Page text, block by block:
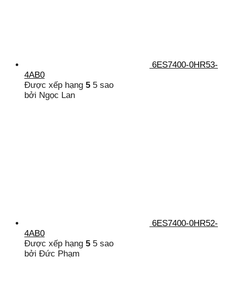
6ES7400-0HR53-
4AB0
Được xếp hạng 5 5 sao
bởi Ngọc Lan
6ES7400-0HR52-
4AB0
Được xếp hạng 5 5 sao
bởi Đức Phạm